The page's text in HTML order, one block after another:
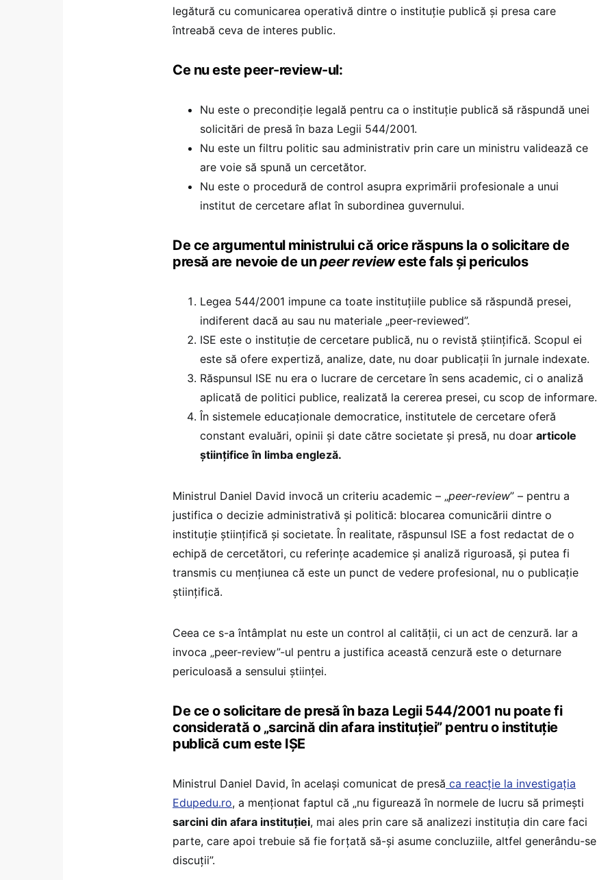
legătură cu comunicarea operativă dintre o instituție publică și presa care
întreabă ceva de interes public.
Ce nu este peer-review-ul:
Nu este o precondiție legală pentru ca o instituție publică să răspundă unei
solicitări de presă în baza Legii 544/2001.
Nu este un filtru politic sau administrativ prin care un ministru validează ce
are voie să spună un cercetător.
Nu este o procedură de control asupra exprimării profesionale a unui
institut de cercetare aflat în subordinea guvernului.
De ce argumentul ministrului că orice răspuns la o solicitare de
presă are nevoie de unpeer revieweste fals și periculos
Legea 544/2001 impune ca toate instituțiile publice să răspundă presei,
indiferent dacă au sau nu materiale „peer-reviewed”.
ISE este o instituție de cercetare publică, nu o revistă științifică. Scopul ei
este să ofere expertiză, analize, date, nu doar publicații în jurnale indexate.
Răspunsul ISE nu era o lucrare de cercetare în sens academic, ci o analiză
aplicată de politici publice, realizată la cererea presei, cu scop de informare.
În sistemele educaționale democratice, institutele de cercetare oferă
constant evaluări, opinii și date către societate și presă, nu doar articole
științifice în limba engleză.
Ministrul Daniel David invocă un criteriu academic – „peer-review” – pentru a
justifica o decizie administrativă și politică: blocarea comunicării dintre o
instituție științifică și societate. În realitate, răspunsul ISE a fost redactat de o
echipă de cercetători, cu referințe academice și analiză riguroasă, și putea fi
transmis cu mențiunea că este un punct de vedere profesional, nu o publicație
științifică.
Ceea ce s-a întâmplat nu este un control al calității, ci un act de cenzură. Iar a
invoca „peer-review”-ul pentru a justifica această cenzură este o deturnare
periculoasă a sensului științei.
De ce o solicitare de presă în baza Legii 544/2001 nu poate fi
considerată o „sarcină din afara instituției” pentru o instituție
publică cum este IȘE
Ministrul Daniel David, în același comunicat de presă ca reacție la investigația
Edupedu.ro, a menționat faptul că „nu figurează în normele de lucru să primești
sarcini din afara instituției, mai ales prin care să analizezi instituția din care faci
parte, care apoi trebuie să fie forțată să-și asume concluziile, altfel generându-se
discuții”.